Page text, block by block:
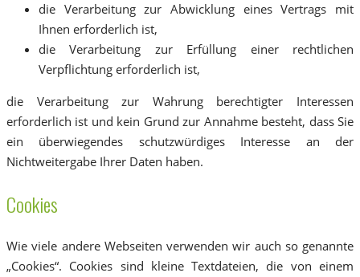
die Verarbeitung zur Abwicklung eines Vertrags mit
Ihnen erforderlich ist,
die Verarbeitung zur Erfüllung einer rechtlichen
Verpflichtung erforderlich ist,
die Verarbeitung zur Wahrung berechtigter Interessen
erforderlich ist und kein Grund zur Annahme besteht, dass Sie
ein überwiegendes schutzwürdiges Interesse an der
Nichtweitergabe Ihrer Daten haben.
Cookies
Wie viele andere Webseiten verwenden wir auch so genannte
„Cookies“. Cookies sind kleine Textdateien, die von einem